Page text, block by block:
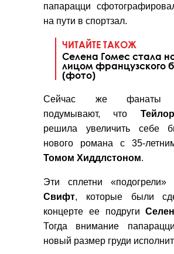
папарацци
на пути в спортзал.
ЧИТАЙТЕ ТАКОЖ
Селена Гомес стала
лицом французского
(фото)
Сейчас же фанаты
подумывают, что
решила увеличить себе
нового романа с 35-
Томом Хиддлстоном.
Эти сплетни
Свифт, которые были
концерте ее подруги
Тогда внимание
новый размер груди